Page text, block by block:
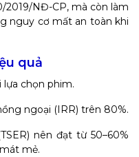
NĐ-CP, mà còn làm
nguy cơ mất an toàn khi
quả
chọn phim.
ngoại (IRR) trên 80%.
nên đạt từ 50–60%
mẻ.